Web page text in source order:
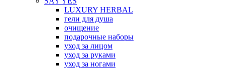
LUXURY HERBAL
гели для душа
очищение
подарочные наборы
уход за лицом
уход за руками
уход за ногами